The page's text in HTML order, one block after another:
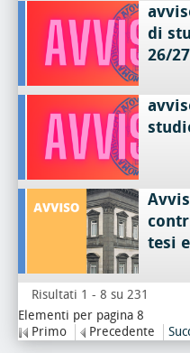
di
26/
tesi
Risultati 1 - 8 su 231
Elementi per pagina 8
Primo
Precedente